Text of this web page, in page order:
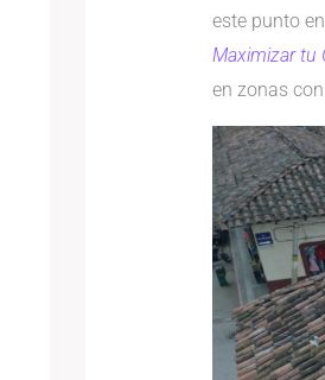
este punto
Maximizar tu
en zonas